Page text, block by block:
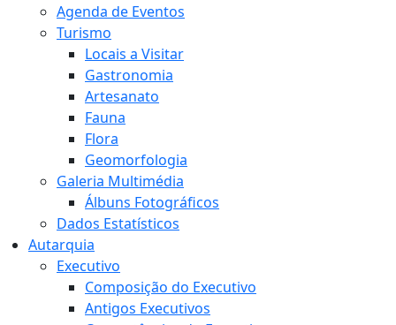
Agenda de Eventos
Turismo
Locais a Visitar
Gastronomia
Artesanato
Fauna
Flora
Geomorfologia
Galeria Multimédia
Álbuns Fotográficos
Dados Estatísticos
Autarquia
Executivo
Composição do Executivo
Antigos Executivos